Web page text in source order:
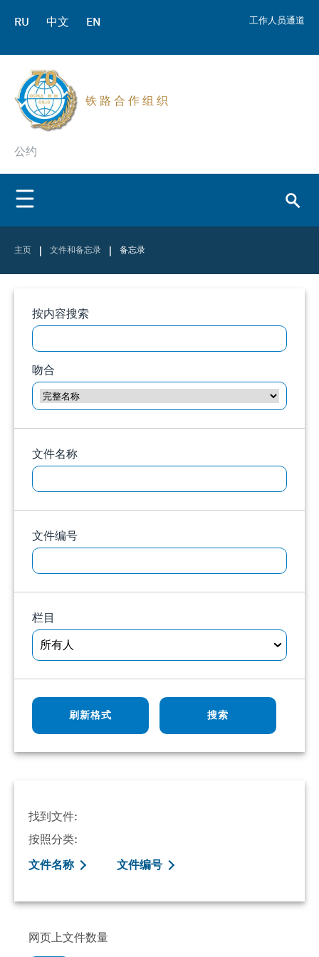
RU 中文 EN 工作人员通道
铁 路 合 作 组 织
公约
主页 | 文件和备忘录 | 备忘录
按内容搜索
吻合
文件名称
文件编号
栏目
所有人
刷新格式 搜索
找到文件:
按照分类:
文件名称 文件编号
网页上文件数量